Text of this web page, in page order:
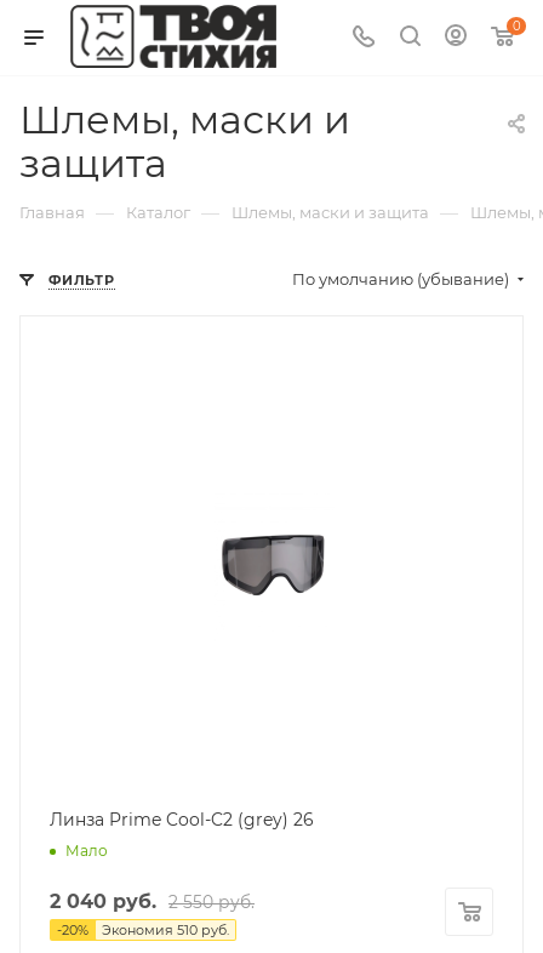
0
Шлемы, маски и
защита
Главная — Каталог — Шлемы, маски и защита — Шлемы,
ФИЛЬТР По умолчанию (убывание)
Линза Prime Cool-C2 (grey) 26
Мало
2 040 руб. 2 550руб.
-20% Экономия 510 руб.